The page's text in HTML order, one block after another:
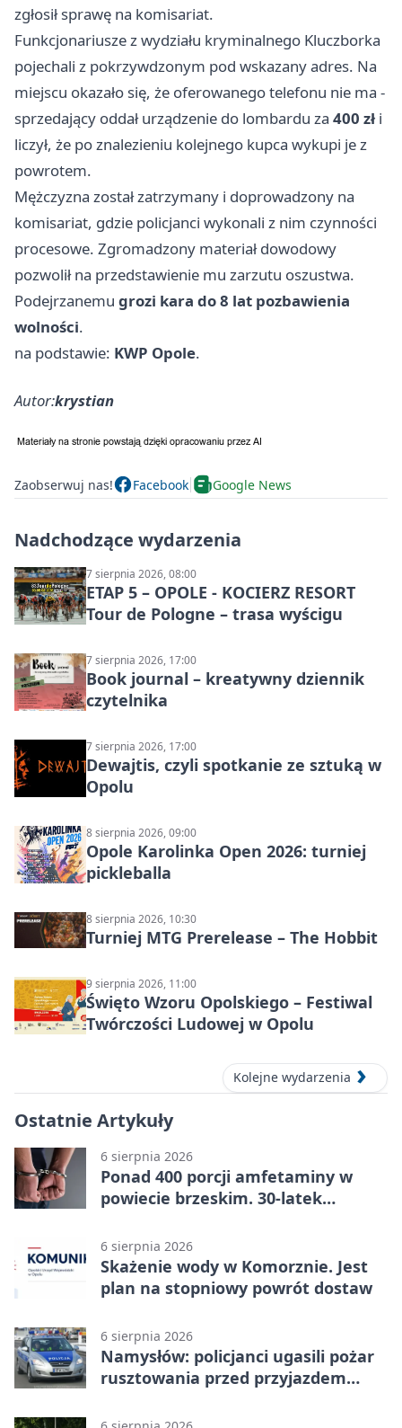
zgłosił sprawę na komisariat.
Funkcjonariusze z wydziału kryminalnego Kluczborka
pojechali z pokrzywdzonym pod wskazany adres. Na
miejscu okazało się, że oferowanego telefonu nie ma -
sprzedający oddał urządzenie do lombardu za 400 zł i
liczył, że po znalezieniu kolejnego kupca wykupi je z
powrotem.
Mężczyzna został zatrzymany i doprowadzony na
komisariat, gdzie policjanci wykonali z nim czynności
procesowe. Zgromadzony materiał dowodowy
pozwolił na przedstawienie mu zarzutu oszustwa.
Podejrzanemu grozi kara do 8 lat pozbawienia
wolności.
na podstawie: KWP Opole.
Autor:krystian
Zaobserwuj nas! Facebook Google News
Nadchodzące wydarzenia
7 sierpnia 2026, 08:00
ETAP 5 – OPOLE - KOCIERZ RESORT
Tour de Pologne – trasa wyścigu
7 sierpnia 2026, 17:00
Book journal – kreatywny dziennik
czytelnika
7 sierpnia 2026, 17:00
Dewajtis, czyli spotkanie ze sztuką w
Opolu
8 sierpnia 2026, 09:00
Opole Karolinka Open 2026: turniej
pickleballa
8 sierpnia 2026, 10:30
Turniej MTG Prerelease – The Hobbit
9 sierpnia 2026, 11:00
Święto Wzoru Opolskiego – Festiwal
Twórczości Ludowej w Opolu
Kolejne wydarzenia
Ostatnie Artykuły
6 sierpnia 2026
Ponad 400 porcji amfetaminy w
powiecie brzeskim. 30-latek
6 sierpnia 2026
Skażenie wody w Komorznie. Jest
plan na stopniowy powrót dostaw
6 sierpnia 2026
Namysłów: policjanci ugasili pożar
rusztowania przed przyjazdem